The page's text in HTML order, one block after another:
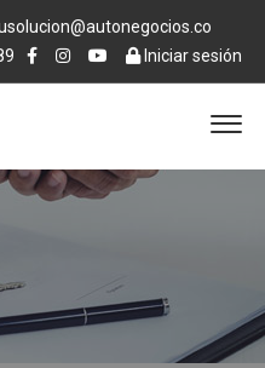
Iniciar sesión